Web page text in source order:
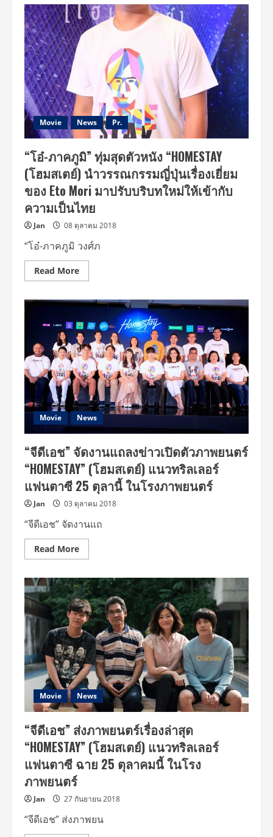
ปราง”
เปิด
ใจ
เล่น
หนัง
HOMESTAY
สเตย์)
ได้
ประสบการณ์
ชีวิต
เปิด
โลก
ใหม่
กำแพง
ร้องไห้
ได้
อีก
ครั้ง
Movie News Pr.
“โอ๋-ภาคภูมิ” ทุ่มสุดตัวหนัง “HOMESTAY
(โฮมสเตย์) นำวรรณกรรมญี่ปุ่นเรื่องเยี่ยม
ของ Eto Mori มาปรับบริบทใหม่ให้เข้ากับ
ความเป็นไทย
Jan 08 ตุลาคม 2018
“โอ๋-ภาคภูมิ วงศ์ภ
Read MoreRead
more
ภาค
ทุ่ม
สุด
ตัว
หนัง
“HOMESTAY
(โฮม
สเตย์)
นำ
วรรณกรรม
ญี่ปุ่น
เรื่อง
เยี่ยม
ของ
Eto
มา
ปรับ
บริบท
ใหม่
ให้
เข้า
กับ
ความ
ไทย
Movie News
“จีดีเอช” จัดงานแถลงข่าวเปิดตัวภาพยนตร์
“HOMESTAY” (โฮมสเตย์) แนวทริลเลอร์
แฟนตาซี 25 ตุลานี้ ในโรงภาพยนตร์
Jan 03 ตุลาคม 2018
“จีดีเอช” จัดงานแถ
Read MoreRead
more
ดี
เอช”
จัด
งาน
แถลง
ข่าว
เปิด
ตัว
ภาพยนตร์
“HOMESTAY”
(โฮม
สเตย์)
แนว
ทริล
เลอ
ร์
25
ตุลา
นี้
ใน
โรง
ภาพยนตร์
Movie News
“จีดีเอช” ส่งภาพยนตร์เรื่องล่าสุด
“HOMESTAY” (โฮมสเตย์) แนวทริลเลอร์
แฟนตาซี ฉาย 25 ตุลาคมนี้ ในโรง
ภาพยนตร์
Jan 27 กันยายน 2018
“จีดีเอช” ส่งภาพยน